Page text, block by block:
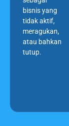
bisnis yang
tidak aktif,
meragukan,
atau bahkan
tutup.